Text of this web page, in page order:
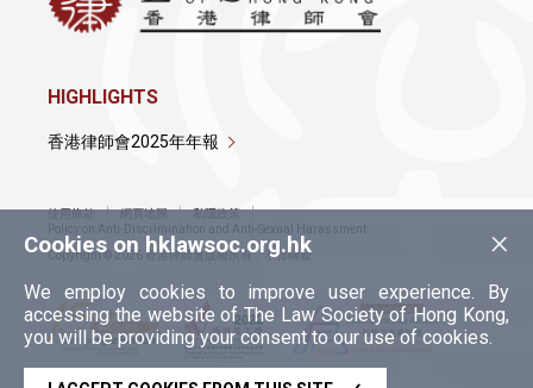
×
Cookies on hklawsoc.org.hk
We employ cookies to improve user experience. By
accessing the website of The Law Society of Hong Kong,
you will be providing your consent to our use of cookies.
HIGHLIGHTS
香港律師會2025年年報
使用條款 網頁地圖
私隱政策
Policy on Anti-Discrimination and Anti-Sexual Harassment
Copyright © 2026 香港律師會版權所有，不得轉載